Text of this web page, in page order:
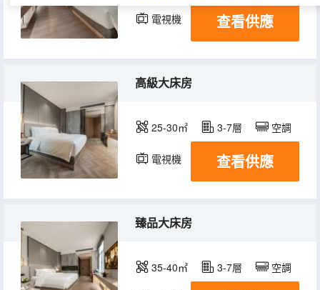
電視機 冰箱
查看供應
高級大床房
25-30㎡ 3-7層 空調
電視機 冰箱
查看供應
臻品大床房
35-40㎡ 3-7層 空調